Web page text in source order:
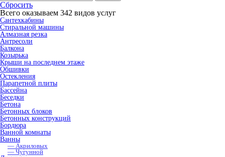
Сбросить
Всего оказываем 342 видов услуг
Cантехкабины
Cтиральной машины
Алмазная резка
Антресоли
Балкона
Козырька
Крыши на последнем этаже
Обшивки
Остекления
Парапетной плиты
Бассейна
Беседки
Бетона
Бетонных блоков
Бетонных конструкций
Бордюра
Ванной комнаты
Ванны
— Акриловых
— Чугунной